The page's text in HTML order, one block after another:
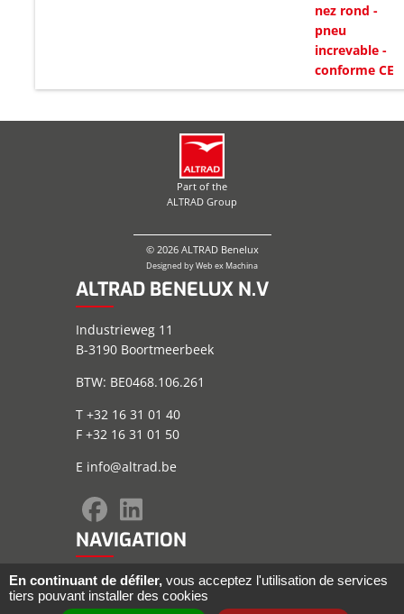
nez rond -
pneu
increvable -
conforme CE
Part of the
ALTRAD Group
© 2026 ALTRAD Benelux
Designed byWeb ex Machina
ALTRAD BENELUX N.V
Industrieweg 11
B-3190 Boortmeerbeek
BTW: BE0468.106.261
T +32 16 31 01 40
F +32 16 31 01 50
E info@altrad.be
NAVIGATION
Plan du site
Informations juridiques
En continuant de défiler, vous acceptez l'utilisation de services
tiers pouvant installer des cookies